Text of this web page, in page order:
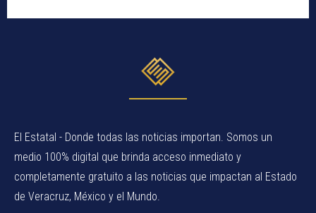
El Estatal - Donde todas las noticias importan. Somos un
medio 100% digital que brinda acceso inmediato y
completamente gratuito a las noticias que impactan al Estado
de Veracruz, México y el Mundo.